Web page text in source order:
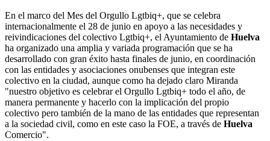
En el marco del Mes del Orgullo Lgtbiq+, que se celebra
internacionalmente el 28 de junio en apoyo a las necesidades y
reivindicaciones del colectivo Lgtbiq+, el Ayuntamiento de Huelva
ha organizado una amplia y variada programación que se ha
desarrollado con gran éxito hasta finales de junio, en coordinación
con las entidades y asociaciones onubenses que integran este
colectivo en la ciudad, aunque como ha dejado claro Miranda
"nuestro objetivo es celebrar el Orgullo Lgtbiq+ todo el año, de
manera permanente y hacerlo con la implicación del propio
colectivo pero también de la mano de las entidades que representan
a la sociedad civil, como en este caso la FOE, a través de Huelva
Comercio".